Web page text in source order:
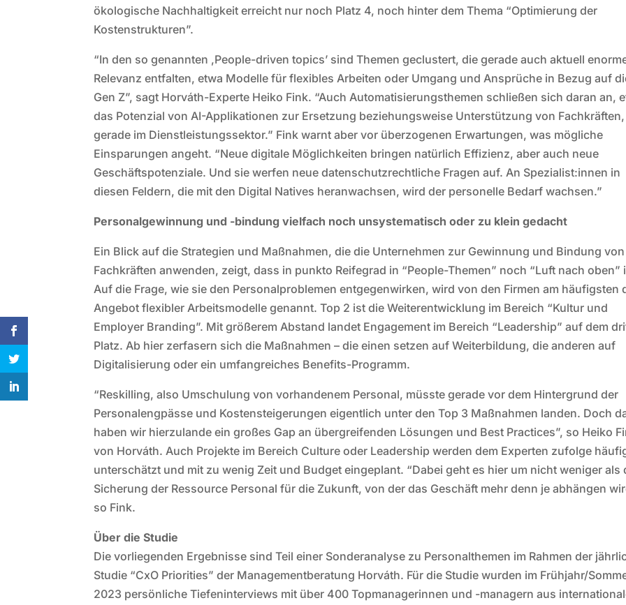
ökologische Nachhaltigkeit erreicht nur noch Platz 4, noch hinter dem Thema “Optimierung der
Kostenstrukturen”.
“In den so genannten ,People-driven topics’ sind Themen geclustert, die gerade auch aktuell
Relevanz entfalten, etwa Modelle für flexibles Arbeiten oder Umgang und Ansprüche in Bezug auf
Gen Z”, sagt Horváth-Experte Heiko Fink. “Auch Automatisierungsthemen schließen sich daran an,
das Potenzial von AI-Applikationen zur Ersetzung beziehungsweise Unterstützung von Fachkräften,
gerade im Dienstleistungssektor.” Fink warnt aber vor überzogenen Erwartungen, was mögliche
Einsparungen angeht. “Neue digitale Möglichkeiten bringen natürlich Effizienz, aber auch neue
Geschäftspotenziale. Und sie werfen neue datenschutzrechtliche Fragen auf. An Spezialist:innen in
diesen Feldern, die mit den Digital Natives heranwachsen, wird der personelle Bedarf wachsen.”
Personalgewinnung und -bindung vielfach noch unsystematisch oder zu klein gedacht
Ein Blick auf die Strategien und Maßnahmen, die die Unternehmen zur Gewinnung und Bindung von
Fachkräften anwenden, zeigt, dass in punkto Reifegrad in “People-Themen” noch “Luft nach oben”
Auf die Frage, wie sie den Personalproblemen entgegenwirken, wird von den Firmen am häufigsten
Angebot flexibler Arbeitsmodelle genannt. Top 2 ist die Weiterentwicklung im Bereich “Kultur und
Employer Branding”. Mit größerem Abstand landet Engagement im Bereich “Leadership” auf dem
Platz. Ab hier zerfasern sich die Maßnahmen – die einen setzen auf Weiterbildung, die anderen auf
Digitalisierung oder ein umfangreiches Benefits-Programm.
“Reskilling, also Umschulung von vorhandenem Personal, müsste gerade vor dem Hintergrund der
Personalengpässe und Kostensteigerungen eigentlich unter den Top 3 Maßnahmen landen. Doch
haben wir hierzulande ein großes Gap an übergreifenden Lösungen und Best Practices”, so Heiko
von Horváth. Auch Projekte im Bereich Culture oder Leadership werden dem Experten zufolge
unterschätzt und mit zu wenig Zeit und Budget eingeplant. “Dabei geht es hier um nicht weniger als
Sicherung der Ressource Personal für die Zukunft, von der das Geschäft mehr denn je abhängen
so Fink.
Über die Studie
Die vorliegenden Ergebnisse sind Teil einer Sonderanalyse zu Personalthemen im Rahmen der
Studie “CxO Priorities” der Managementberatung Horváth. Für die Studie wurden im Frühjahr/
2023 persönliche Tiefeninterviews mit über 400 Topmanagerinnen und -managern aus